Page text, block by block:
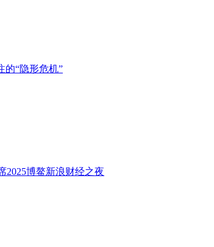
的“隐形危机”
2025博鳌新浪财经之夜